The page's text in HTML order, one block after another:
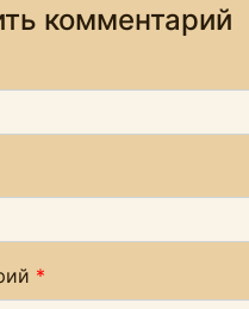
комментарий
*